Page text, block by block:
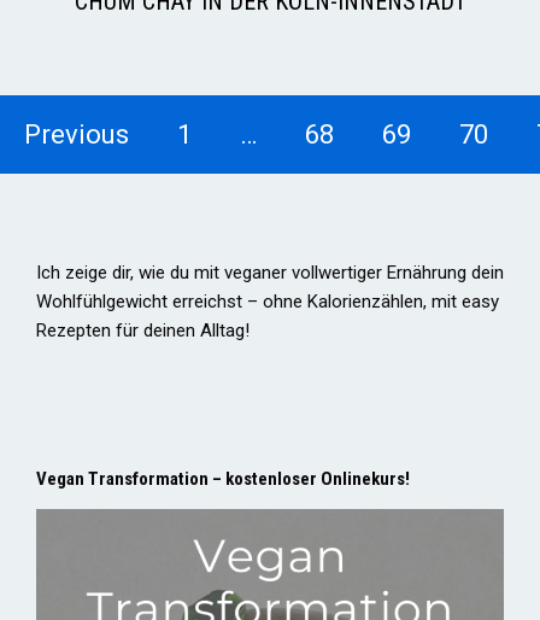
Previous 1 … 68 69 70
Ich zeige dir, wie du mit veganer vollwertiger Ernährung dein
Wohlfühlgewicht erreichst – ohne Kalorienzählen, mit easy
Rezepten für deinen Alltag!
Vegan Transformation – kostenloser Onlinekurs!